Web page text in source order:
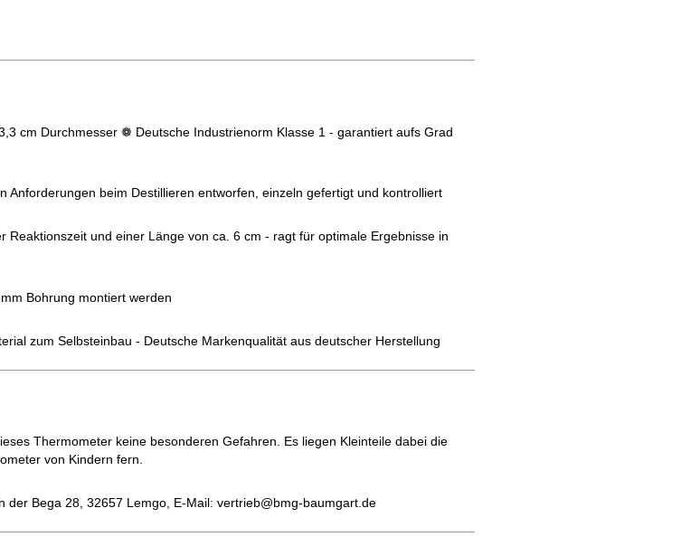
cm Durchmesser ❁ Deutsche Industrienorm Klasse 1 - garantiert aufs Grad
beim Destillieren entworfen, einzeln gefertigt und kontrolliert
und einer Länge von ca. 6 cm - ragt für optimale Ergebnisse in
Bohrung montiert werden
zum Selbsteinbau - Deutsche Markenqualität aus deutscher Herstellung
Thermometer keine besonderen Gefahren. Es liegen Kleinteile dabei die
von Kindern fern.
der Bega 28, 32657 Lemgo, E-Mail: vertrieb@bmg-baumgart.de